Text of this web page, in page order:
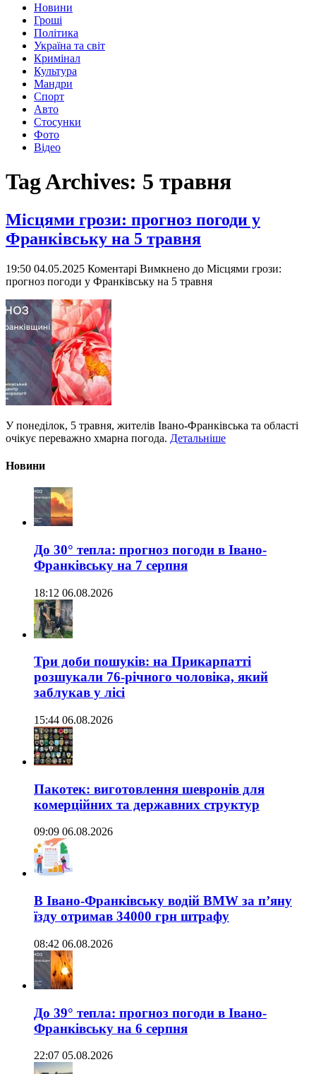
Новини
Гроші
Політика
Україна та світ
Кримінал
Культура
Мандри
Спорт
Авто
Стосунки
Фото
Відео
Tag Archives: 5 травня
Місцями грози: прогноз погоди у
Франківську на 5 травня
19:50 04.05.2025 Коментарі Вимкнено до Місцями грози:
прогноз погоди у Франківську на 5 травня
У понеділок, 5 травня, жителів Івано-Франківська та області
очікує переважно хмарна погода. Детальніше
Новини
До 30° тепла: прогноз погоди в Івано-
Франківську на 7 серпня
18:12 06.08.2026
Три доби пошуків: на Прикарпатті
розшукали 76-річного чоловіка, який
заблукав у лісі
15:44 06.08.2026
Пакотек: виготовлення шевронів для
комерційних та державних структур
09:09 06.08.2026
В Івано-Франківську водій BMW за п’яну
їзду отримав 34000 грн штрафу
08:42 06.08.2026
До 39° тепла: прогноз погоди в Івано-
Франківську на 6 серпня
22:07 05.08.2026